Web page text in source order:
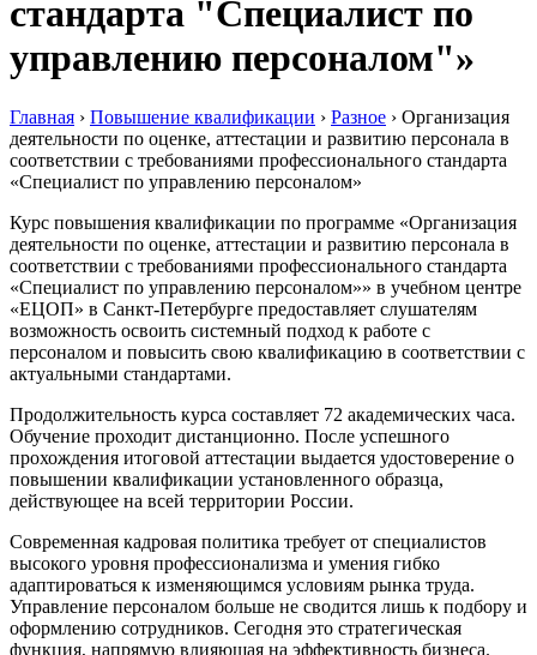
стандарта "Специалист по
управлению персоналом"»
Главная › Повышение квалификации › Разное › Организация
деятельности по оценке, аттестации и развитию персонала в
соответствии с требованиями профессионального стандарта
«Специалист по управлению персоналом»
Курс повышения квалификации по программе «Организация
деятельности по оценке, аттестации и развитию персонала в
соответствии с требованиями профессионального стандарта
«Специалист по управлению персоналом»» в учебном центре
«ЕЦОП» в Санкт-Петербурге предоставляет слушателям
возможность освоить системный подход к работе с
персоналом и повысить свою квалификацию в соответствии с
актуальными стандартами.
Продолжительность курса составляет 72 академических часа.
Обучение проходит дистанционно. После успешного
прохождения итоговой аттестации выдается удостоверение о
повышении квалификации установленного образца,
действующее на всей территории России.
Современная кадровая политика требует от специалистов
высокого уровня профессионализма и умения гибко
адаптироваться к изменяющимся условиям рынка труда.
Управление персоналом больше не сводится лишь к подбору и
оформлению сотрудников. Сегодня это стратегическая
функция, напрямую влияющая на эффективность бизнеса.